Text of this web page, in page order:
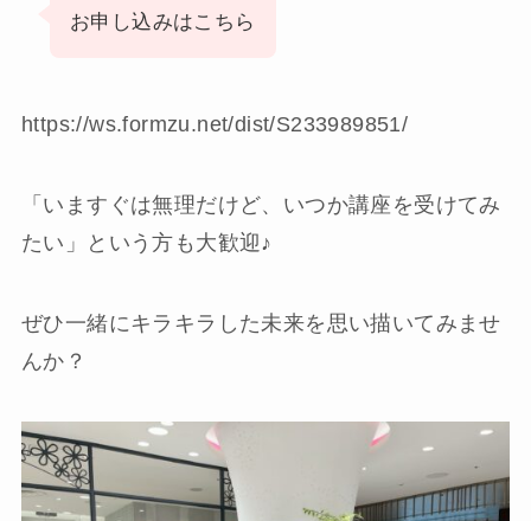
お申し込みはこちら
https://ws.formzu.net/dist/S233989851/
「いますぐは無理だけど、いつか講座を受けてみ
たい」という方も大歓迎♪
ぜひ一緒にキラキラした未来を思い描いてみませ
んか？